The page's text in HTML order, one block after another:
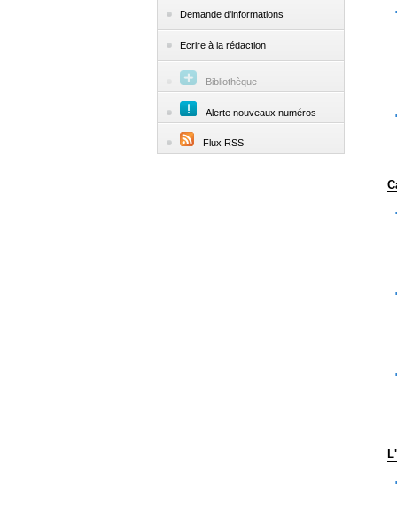
Demande d'informations
Ecrire à la rédaction
Bibliothèque
Alerte nouveaux numéros
Flux RSS